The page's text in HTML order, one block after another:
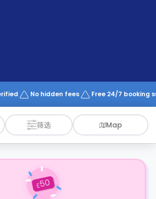
No hidden fees Free 24/7 booking
筛选 Map
£50